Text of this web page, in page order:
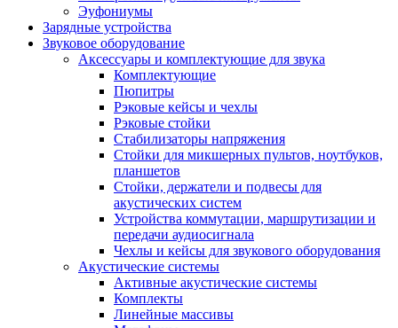
Эуфониумы
Зарядные устройства
Звуковое оборудование
Аксессуары и комплектующие для звука
Комплектующие
Пюпитры
Рэковые кейсы и чехлы
Рэковые стойки
Стабилизаторы напряжения
Стойки для микшерных пультов, ноутбуков,
планшетов
Стойки, держатели и подвесы для
акустических систем
Устройства коммутации, маршрутизации и
передачи аудиосигнала
Чехлы и кейсы для звукового оборудования
Акустические системы
Активные акустические системы
Комплекты
Линейные массивы